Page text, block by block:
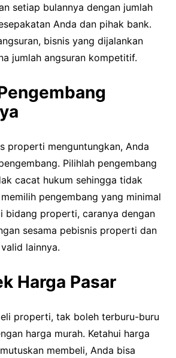
setiap bulannya dengan jumlah
Anda dan pihak bank.
bisnis yang dijalankan
jumlah angsuran kompetitif.
properti menguntungkan, Anda
Pilihlah pengembang
cacat hukum sehingga tidak
pengembang yang minimal
bidang properti, caranya dengan
sesama pebisnis properti dan
lainnya.
Harga Pasar
properti, tak boleh terburu-buru
harga murah. Ketahui harga
membeli, Anda bisa